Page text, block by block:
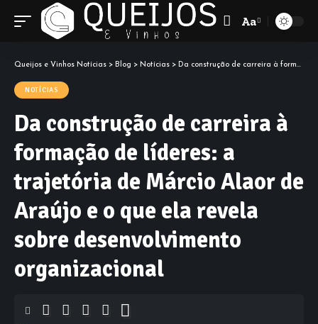
Font
Aa
Queijos e Vinhos Notícias > Blog > Notícias > Da construção de carreira à formação de líderes: a trajetória de Márcio Alaor de Araújo e o que ela revela sobre desenvolvimento organizacional
NOTÍCIAS
Da construção de carreira à
formação de líderes: a
trajetória de Márcio Alaor de
Araújo e o que ela revela
sobre desenvolvimento
organizacional